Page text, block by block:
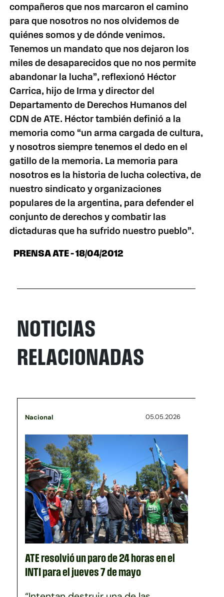
compañeros que nos marcaron el camino
para que nosotros no nos olvidemos de
quiénes somos y de dónde venimos.
Tenemos un mandato que nos dejaron los
miles de desaparecidos que no nos permite
abandonar la lucha”, reflexionó Héctor
Carrica, hijo de Irma y director del
Departamento de Derechos Humanos del
CDN de ATE. Héctor también definió a la
memoria como “un arma cargada de cultura,
y nosotros siempre tenemos el dedo en el
gatillo de la memoria. La memoria para
nosotros es la historia de lucha colectiva, de
nuestro sindicato y organizaciones
populares de la argentina, para defender el
conjunto de derechos y combatir las
dictaduras que ha sufrido nuestro pueblo”.
PRENSA ATE – 18/04/2012
NOTICIAS
RELACIONADAS
Nacional 05.05.2026
ATE resolvió un paro de 24 horas en el
INTI para el jueves 7 de mayo